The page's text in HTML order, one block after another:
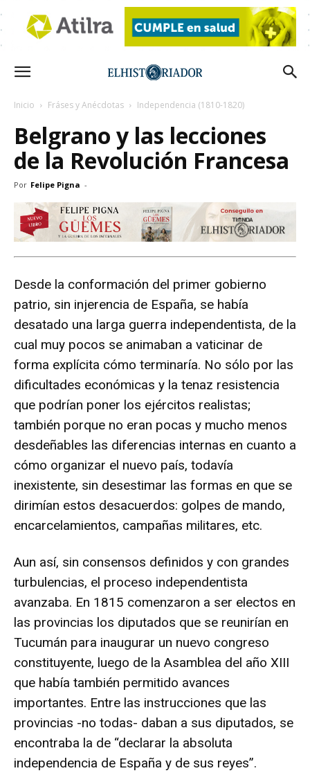
Inicio Fráses y Anécdotas Independencia (1810-1820)
Belgrano y las lecciones
de la Revolución Francesa
Por Felipe Pigna -
Desde la conformación del primer gobierno
patrio, sin injerencia de España, se había
desatado una larga guerra independentista, de la
cual muy pocos se animaban a vaticinar de
forma explícita cómo terminaría. No sólo por las
dificultades económicas y la tenaz resistencia
que podrían poner los ejércitos realistas;
también porque no eran pocas y mucho menos
desdeñables las diferencias internas en cuanto a
cómo organizar el nuevo país, todavía
inexistente, sin desestimar las formas en que se
dirimían estos desacuerdos: golpes de mando,
encarcelamientos, campañas militares, etc.
Aun así, sin consensos definidos y con grandes
turbulencias, el proceso independentista
avanzaba. En 1815 comenzaron a ser electos en
las provincias los diputados que se reunirían en
Tucumán para inaugurar un nuevo congreso
constituyente, luego de la Asamblea del año XIII
que había también permitido avances
importantes. Entre las instrucciones que las
provincias -no todas- daban a sus diputados, se
encontraba la de “declarar la absoluta
independencia de España y de sus reyes”.